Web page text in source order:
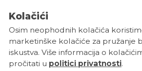
Uvjeti korištenja
Postavke
Kolačići
Osim neophodnih kolačića
marketinške kolačiće za pružanje
iskustva. Više informacija o
pročitati u politici privatnosti.